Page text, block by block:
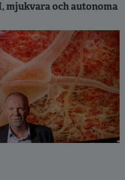
mjukvara och autonoma